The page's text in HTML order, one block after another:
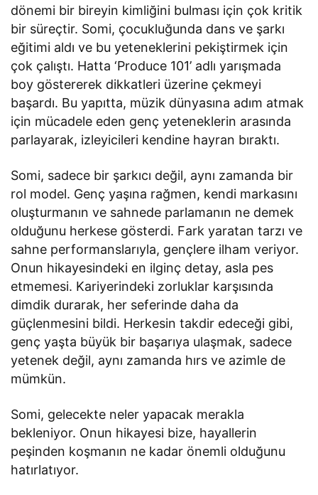
dönemi bir bireyin kimliğini bulması için çok kritik
bir süreçtir. Somi, çocukluğunda dans ve şarkı
eğitimi aldı ve bu yeteneklerini pekiştirmek için
çok çalıştı. Hatta ‘Produce 101’ adlı yarışmada
boy göstererek dikkatleri üzerine çekmeyi
başardı. Bu yapıtta, müzik dünyasına adım atmak
için mücadele eden genç yeteneklerin arasında
parlayarak, izleyicileri kendine hayran bıraktı.
Somi, sadece bir şarkıcı değil, aynı zamanda bir
rol model. Genç yaşına rağmen, kendi markasını
oluşturmanın ve sahnede parlamanın ne demek
olduğunu herkese gösterdi. Fark yaratan tarzı ve
sahne performanslarıyla, gençlere ilham veriyor.
Onun hikayesindeki en ilginç detay, asla pes
etmemesi. Kariyerindeki zorluklar karşısında
dimdik durarak, her seferinde daha da
güçlenmesini bildi. Herkesin takdir edeceği gibi,
genç yaşta büyük bir başarıya ulaşmak, sadece
yetenek değil, aynı zamanda hırs ve azimle de
mümkün.
Somi, gelecekte neler yapacak merakla
bekleniyor. Onun hikayesi bize, hayallerin
peşinden koşmanın ne kadar önemli olduğunu
hatırlatıyor.